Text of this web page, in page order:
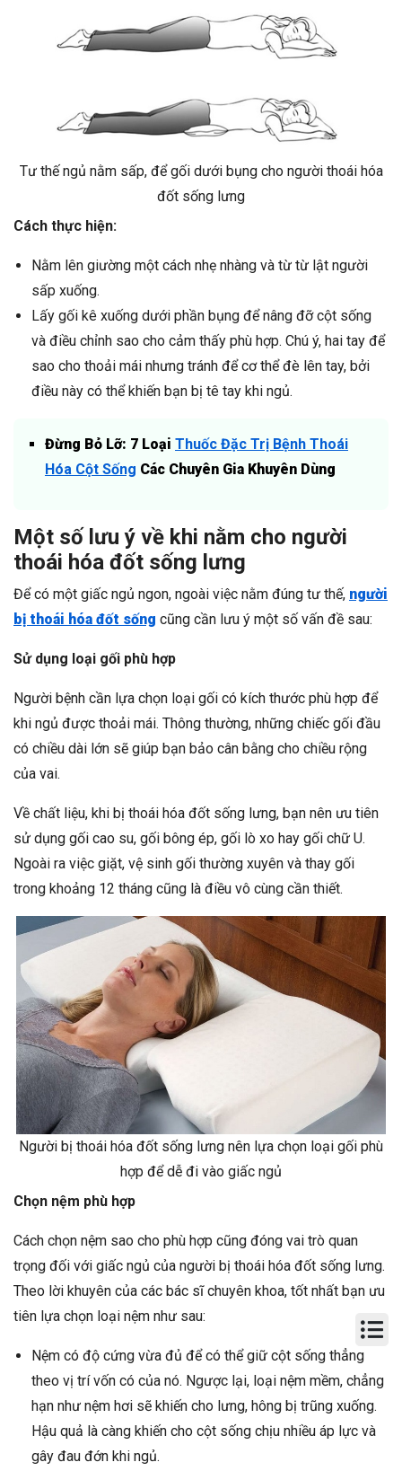
Tư thế ngủ nằm sấp, để gối dưới bụng cho người thoái hóa
đốt sống lưng
Cách thực hiện:
Nằm lên giường một cách nhẹ nhàng và từ từ lật người
sấp xuống.
Lấy gối kê xuống dưới phần bụng để nâng đỡ cột sống
và điều chỉnh sao cho cảm thấy phù hợp. Chú ý, hai tay để
sao cho thoải mái nhưng tránh để cơ thể đè lên tay, bởi
điều này có thể khiến bạn bị tê tay khi ngủ.
Đừng Bỏ Lỡ: 7 Loại Thuốc Đặc Trị Bệnh Thoái
Hóa Cột Sống Các Chuyên Gia Khuyên Dùng
Một số lưu ý về khi nằm cho người
thoái hóa đốt sống lưng
Để có một giấc ngủ ngon, ngoài việc nằm đúng tư thế, người
bị thoái hóa đốt sống cũng cần lưu ý một số vấn đề sau:
Sử dụng loại gối phù hợp
Người bệnh cần lựa chọn loại gối có kích thước phù hợp để
khi ngủ được thoải mái. Thông thường, những chiếc gối đầu
có chiều dài lớn sẽ giúp bạn bảo cân bằng cho chiều rộng
của vai.
Về chất liệu, khi bị thoái hóa đốt sống lưng, bạn nên ưu tiên
sử dụng gối cao su, gối bông ép, gối lò xo hay gối chữ U.
Ngoài ra việc giặt, vệ sinh gối thường xuyên và thay gối
trong khoảng 12 tháng cũng là điều vô cùng cần thiết.
Người bị thoái hóa đốt sống lưng nên lựa chọn loại gối phù
hợp để dễ đi vào giấc ngủ
Chọn nệm phù hợp
Cách chọn nệm sao cho phù hợp cũng đóng vai trò quan
trọng đối với giấc ngủ của người bị thoái hóa đốt sống lưng.
Theo lời khuyên của các bác sĩ chuyên khoa, tốt nhất bạn ưu
tiên lựa chọn loại nệm như sau:
Nệm có độ cứng vừa đủ để có thể giữ cột sống thẳng
theo vị trí vốn có của nó. Ngược lại, loại nệm mềm, chẳng
hạn như nệm hơi sẽ khiến cho lưng, hông bị trũng xuống.
Hậu quả là càng khiến cho cột sống chịu nhiều áp lực và
gây đau đớn khi ngủ.